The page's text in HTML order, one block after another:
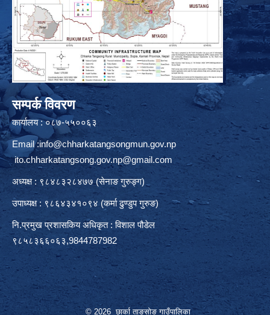
सम्पर्क विवरण
कार्यालय : ०८७-५५००६३
Email :info@chharkatangsongmun.gov.np
ito.chharkatangsong.gov.np@gmail.com
अध्यक्ष : ९८४८३२८४७७ (सेनाङ गुरुङ्ग)
उपाध्यक्ष : ९८६४३४१०९४ (कर्मा ढुण्डुप गुरुङ)
नि.प्रमुख प्रशासकिय अधिकृत : विशाल पौडेल
९८५८३६६०६३,9844787982
© 2026 छार्का ताङसोङ गाउँपालिका